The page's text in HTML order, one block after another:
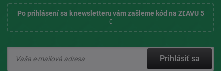
Po prihlásení sa k newsletteru vám zašleme kód na ZĽAVU 5
€
Prihlásiť sa